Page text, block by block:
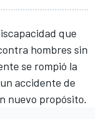
que
hombres sin
se rompió la
accidente de
nuevo propósito.